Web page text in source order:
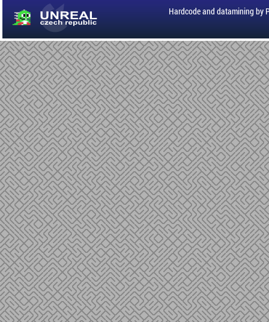
Hardcode and datamining by